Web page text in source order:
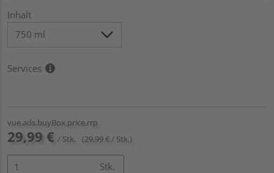
Inhalt
Services
vue.ads.buyBox.price.rrp
29,99 € / Stk. (29,99 € / Stk.)
Stk.